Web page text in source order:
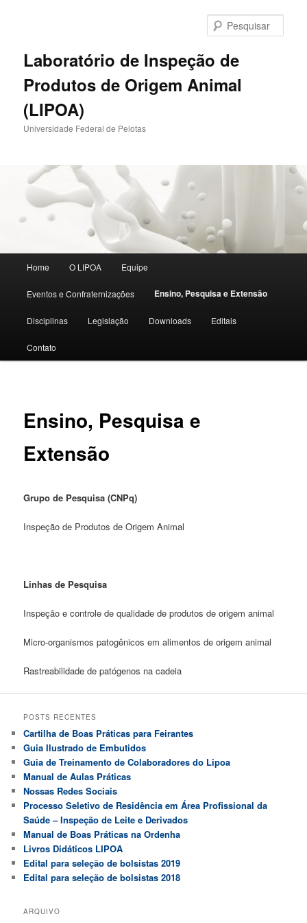
principalLaboratório de Inspeção de
Produtos de Origem Animal
(LIPOA)
Universidade Federal de Pelotas
principal
Home O LIPOA Equipe
Eventos e Confraternizações Ensino, Pesquisa e Extensão
Disciplinas Legislação Downloads Editais
Contato
Ensino, Pesquisa e
Extensão
Grupo de Pesquisa (CNPq)
Inspeção de Produtos de Origem Animal
Linhas de Pesquisa
Inspeção e controle de qualidade de produtos de origem animal
Micro-organismos patogênicos em alimentos de origem animal
Rastreabilidade de patógenos na cadeia
POSTS RECENTES
Cartilha de Boas Práticas para Feirantes
Guia Ilustrado de Embutidos
Guia de Treinamento de Colaboradores do Lipoa
Manual de Aulas Práticas
Nossas Redes Sociais
Processo Seletivo de Residência em Área Profissional da
Saúde – Inspeção de Leite e Derivados
Manual de Boas Práticas na Ordenha
Livros Didáticos LIPOA
Edital para seleção de bolsistas 2019
Edital para seleção de bolsistas 2018
ARQUIVO